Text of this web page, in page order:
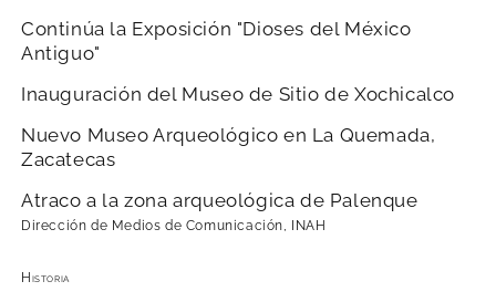
Continúa la Exposición "Dioses del México
Antiguo"
Inauguración del Museo de Sitio de Xochicalco
Nuevo Museo Arqueológico en La Quemada,
Zacatecas
Atraco a la zona arqueológica de Palenque
Dirección de Medios de Comunicación, INAH
Historia